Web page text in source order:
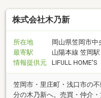
株式会社木乃新
所在地
岡山県笠岡市中
最寄駅
山陽本線 笠岡
情報提供元
LIFULL HOME'S
笠岡市・里庄町・浅口市の
分の木乃新へ。売買・仲介